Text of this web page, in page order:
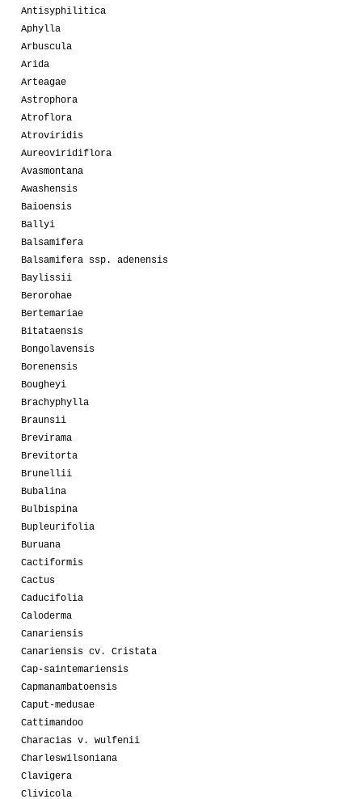
Antisyphilitica
Aphylla
Arbuscula
Arida
Arteagae
Astrophora
Atroflora
Atroviridis
Aureoviridiflora
Avasmontana
Awashensis
Baioensis
Ballyi
Balsamifera
Balsamifera ssp. adenensis
Baylissii
Berorohae
Bertemariae
Bitataensis
Bongolavensis
Borenensis
Bougheyi
Brachyphylla
Braunsii
Brevirama
Brevitorta
Brunellii
Bubalina
Bulbispina
Bupleurifolia
Buruana
Cactiformis
Cactus
Caducifolia
Caloderma
Canariensis
Canariensis cv. Cristata
Cap-saintemariensis
Capmanambatoensis
Caput-medusae
Cattimandoo
Characias v. wulfenii
Charleswilsoniana
Clavigera
Clivicola